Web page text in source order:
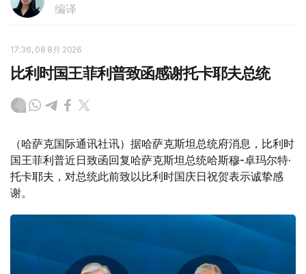
编译
17:36, 08 8月 2026
比利时国王菲利普致函感谢托卡耶夫总统
（哈萨克国际通讯社讯）据哈萨克斯坦总统府消息，比利时
国王菲利普近日致函回复哈萨克斯坦总统哈斯穆-卓玛尔特·
托卡耶夫，对总统此前致以比利时国庆日祝贺表示诚挚感
谢。